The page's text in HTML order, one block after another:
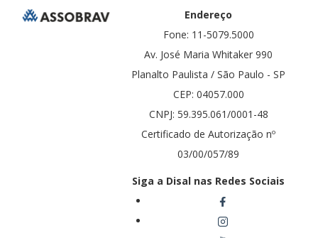
Endereço
Fone: 11-5079.5000
Av. José Maria Whitaker 990
Planalto Paulista / São Paulo - SP
CEP: 04057.000
CNPJ: 59.395.061/0001-48
Certificado de Autorização nº
03/00/057/89
Siga a Disal nas Redes Sociais
instagram